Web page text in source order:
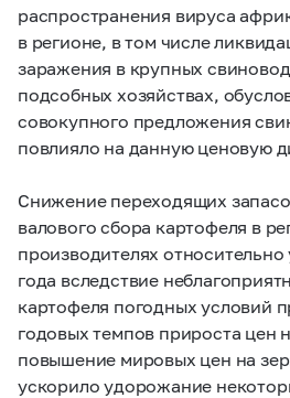
распространения вируса
в регионе, в том числе
заражения в крупных
подсобных хозяйствах,
совокупного предложения
повлияло на данную ценовую
Снижение переходящих
валового сбора картофеля в
производителях
года вследствие
картофеля погодных условий
годовых темпов прироста цен
повышение мировых цен на
ускорило удорожание